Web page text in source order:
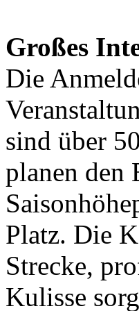
Großes
Die
sind über
planen den
Platz. Die
Strecke,
Kulisse